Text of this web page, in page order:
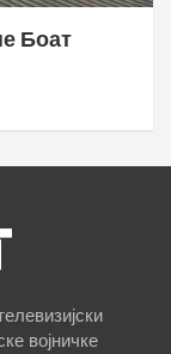
Боат
војничке